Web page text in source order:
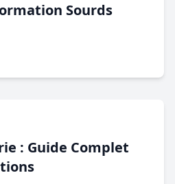
Sourds
: Guide Complet